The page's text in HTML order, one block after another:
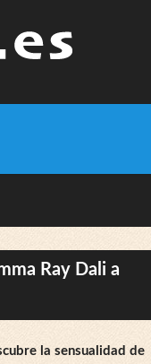
Ray Dali a
la sensualidad de